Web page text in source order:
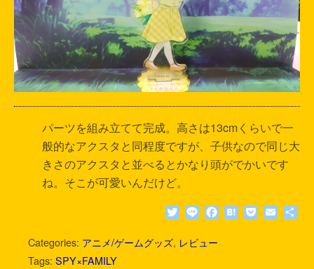
パーツを組み立てて完成。高さは13cmくらいで一
般的なアクスタと同程度ですが、子供なので同じ大
きさのアクスタと並べるとかなり頭がでかいです
ね。そこが可愛いんだけど。
T
i
L
n
F
H
P
E
Categories: アニメ/ゲームグッズ, レビュー
Tags: SPY×FAMILY